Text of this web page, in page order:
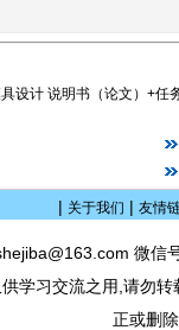
设计 说明书（论文）+任
| 关于我们 | 友情
微
学习交流之用,请勿
正或删